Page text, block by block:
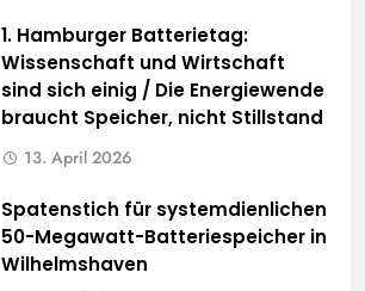
1. Hamburger Batterietag:
Wissenschaft und Wirtschaft
sind sich einig / Die Energiewende
braucht Speicher, nicht Stillstand
13. April 2026
Spatenstich für systemdienlichen
50-Megawatt-Batteriespeicher in
Wilhelmshaven